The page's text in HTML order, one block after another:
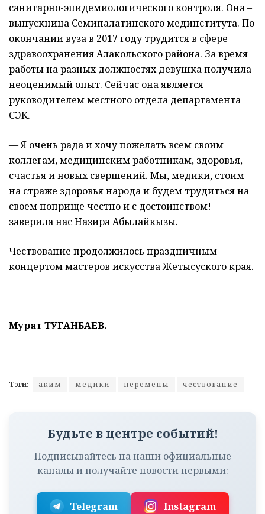
санитарно-эпидемиологического контроля. Она –
выпускница Семипалатинского мединститута. По
окончании вуза в 2017 году трудится в сфере
здравоохранения Алакольского района. За время
работы на разных должностях девушка получила
неоценимый опыт. Сейчас она является
руководителем местного отдела департамента
СЭК.
— Я очень рада и хочу пожелать всем своим
коллегам, медицинским работникам, здоровья,
счастья и новых свершений. Мы, медики, стоим
на страже здоровья народа и будем трудиться на
своем поприще честно и с достоинством! –
заверила нас Назира Абылайкызы.
Чествование продолжилось праздничным
концертом мастеров искусства Жетысуского края.
Мурат ТУГАНБАЕВ.
Тэги: аким медики перемены чествование
Будьте в центре событий!
Подписывайтесь на наши официальные
каналы и получайте новости первыми:
Telegram Instagram